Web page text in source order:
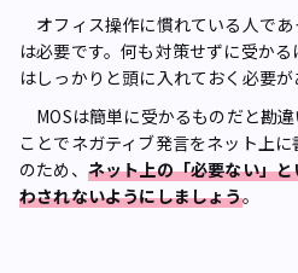
オフィス操作に慣れている人で
は必要です。何も対策せずに受か
はしっかりと頭に入れておく必要が
MOSは簡単に受かるものだと勘
ことでネガティブ発言をネット上
のため、 ネット上の「必要ない」
わされないようにしましょう。